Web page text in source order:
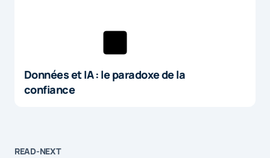
Données et IA : le paradoxe de la
confiance
READ-NEXT